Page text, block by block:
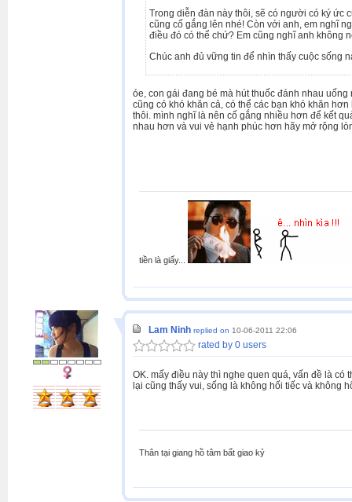
Trong diễn đàn này thôi, sẽ có người có ký ức
cũng cố gắng lên nhé! Còn với anh, em nghĩ
điều đó có thể chứ? Em cũng nghĩ anh không
Chúc anh đủ vững tin để nhìn thấy cuộc sống
óe, con gái đang bé mà hút thuốc đánh nhau
cũng có khó khăn cả, có thể các bạn khó khăn
thôi. mình nghĩ là nên cố gắng nhiều hơn để kết
nhau hơn và vui vẻ hạnh phúc hơn hãy mở rộng
tiền là giấy...
Lam Ninh replied on 10-06-2011 22:06
rated by 0 users
OK. mấy điều này thì nghe quen quá, vấn đề là
lại cũng thấy vui, sống là không hối tiếc và không
Thân tại giang hồ tâm bất giao kỷ